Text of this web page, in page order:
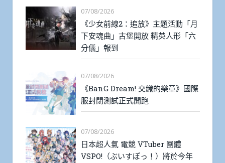
07/08/2026
《少女前線2：追放》主題活動「月
下安魂曲」古堡開放 精英人形「六
分儀」報到
07/08/2026
《BanG Dream! 交織的樂章》國際
服封閉測試正式開跑
07/08/2026
日本超人氣 電競 VTuber 團體
VSPO!（ぶいすぽっ！）將於今年